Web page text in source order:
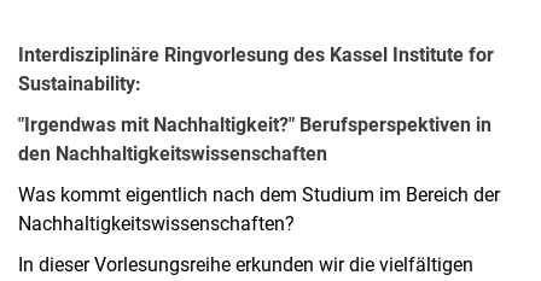
Interdisziplinäre Ringvorlesung des Kassel Institute for
Sustainability:
"Irgendwas mit Nachhaltigkeit?" Berufsperspektiven in
den Nachhaltigkeitswissenschaften
Was kommt eigentlich nach dem Studium im Bereich der
Nachhaltigkeitswissenschaften?
In dieser Vorlesungsreihe erkunden wir die vielfältigen